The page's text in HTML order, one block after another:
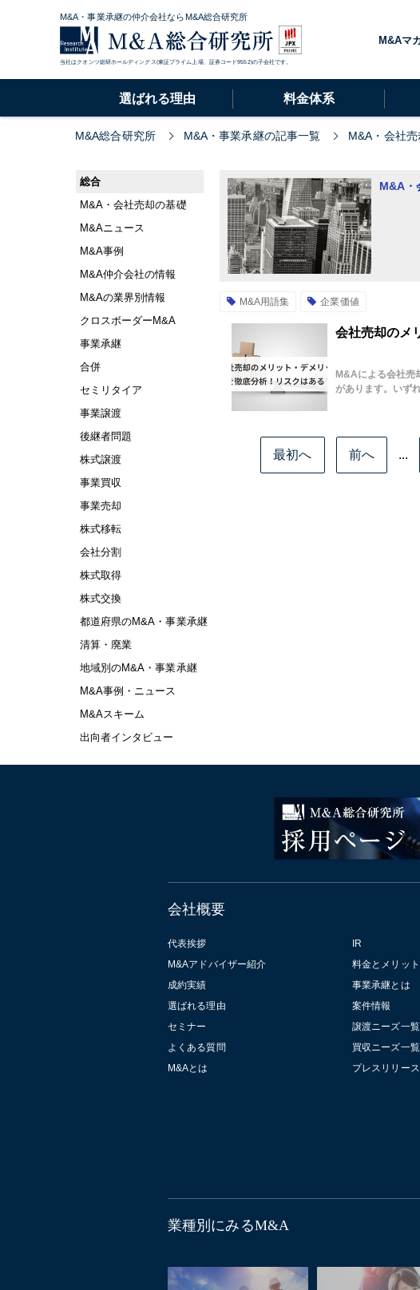
M&A・事業承継の仲介会社ならM&A総合研究所
当社はクオンツ総研ホールディングス(東証プライム上場、証券コード9552)の子会社です。
M&Aマ
選ばれる理由 料金体系
M&A総合研究所 M&A・事業承継の記事一覧 M&A・会社
総合
M&A・会社売却の基礎
M&Aニュース
M&A事例
M&A仲介会社の情報
M&Aの業界別情報
クロスボーダーM&A
事業承継
合併
セミリタイア
事業譲渡
後継者問題
株式譲渡
事業買収
事業売却
株式移転
会社分割
株式取得
株式交換
都道府県のM&A・事業承継
清算・廃業
地域別のM&A・事業承継
M&A事例・ニュース
M&Aスキーム
出向者インタビュー
M&A・
M&A用語集 企業価値
会社売却のメ
M&Aによる会社売
があります。いず
最初へ 前へ ...
会社概要
代表挨拶
M&Aアドバイザー紹介
成約実績
選ばれる理由
セミナー
よくある質問
M&Aとは
IR
料金とメリット
事業承継とは
案件情報
譲渡ニーズ一覧
買収ニーズ一覧
プレスリリース
業種別にみるM&A